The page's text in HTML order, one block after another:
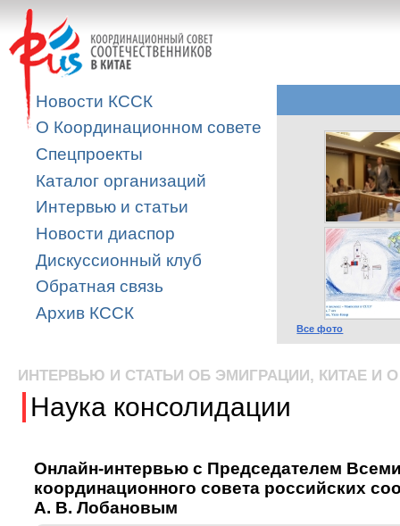
Новости КССК
О Координационном совете
Спецпроекты
Каталог организаций
Интервью и статьи
Новости диаспор
Дискуссионный клуб
Обратная связь
Архив КССК
Все фото
ИНТЕРВЬЮ И СТАТЬИ ОБ ЭМИГРАЦИИ, КИТАЕ И
Наука консолидации
Онлайн-интервью с Председателем
координационного совета российских
А. В. Лобановым